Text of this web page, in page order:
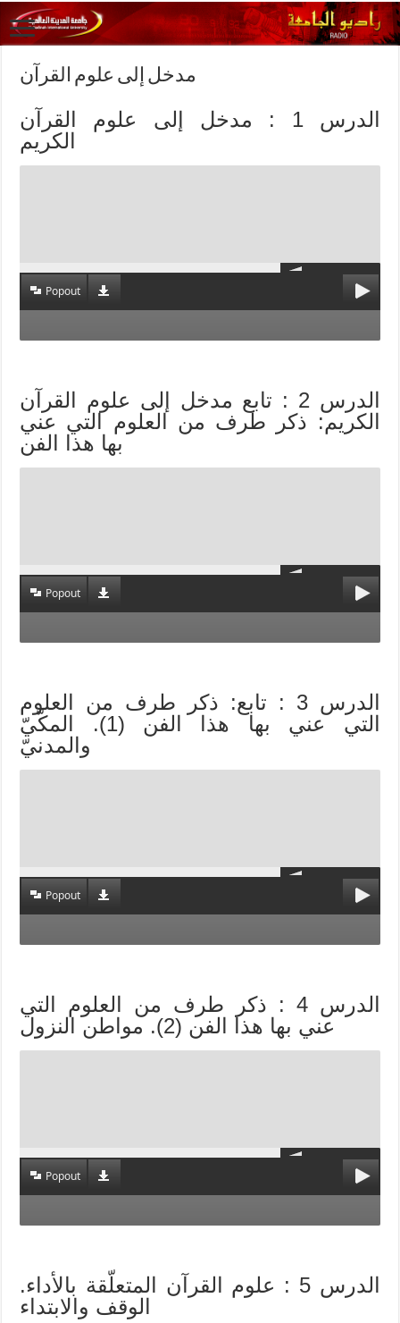
مدخل إلى علوم القرآن
الدرس 1 : مدخل إلى علوم القرآن
الكريم
Popout
الدرس 2 : تابع مدخل إلى علوم القرآن
الكريم: ذكر طرف من العلوم التي عني
بها هذا الفن
Popout
الدرس 3 : تابع: ذكر طرف من العلوم
التي عني بها هذا الفن (1). المكّيّ
والمدنيّ
Popout
الدرس 4 : ذكر طرف من العلوم التي
عني بها هذا الفن (2). مواطن النزول
Popout
الدرس 5 : علوم القرآن المتعلّقة بالأداء.
الوقف والابتداء